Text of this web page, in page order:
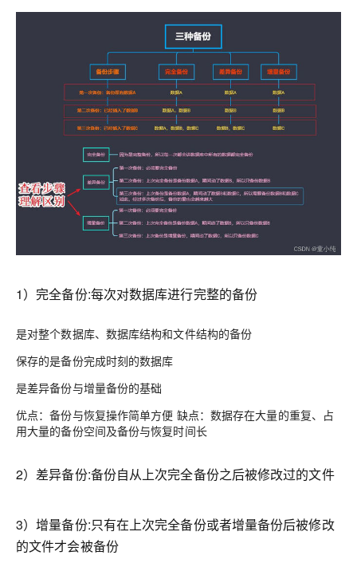
1）完全备份:每次对数据库进行完整的备份
是对整个数据库、数据库结构和文件结构的备份
保存的是备份完成时刻的数据库
是差异备份与增量备份的基础
优点：备份与恢复操作简单方便 缺点：数据存在大量的重复、占
用大量的备份空间及备份与恢复时间长
2）差异备份:备份自从上次完全备份之后被修改过的文件
3）增量备份:只有在上次完全备份或者增量备份后被修改
的文件才会被备份